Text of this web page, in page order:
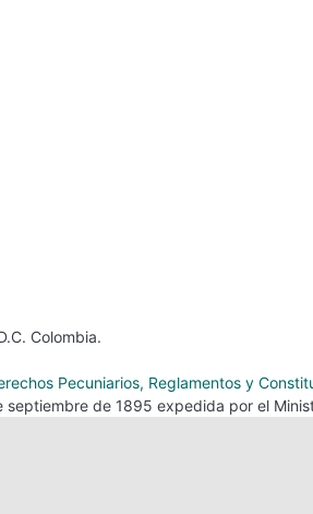
Colombia.
Pecuniarios, Reglamentos y
de 1895 expedida por el